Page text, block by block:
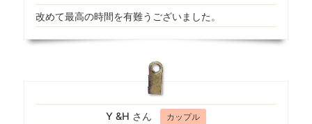
改めて最高の時間を有難うございました。
Y &H さん カップル